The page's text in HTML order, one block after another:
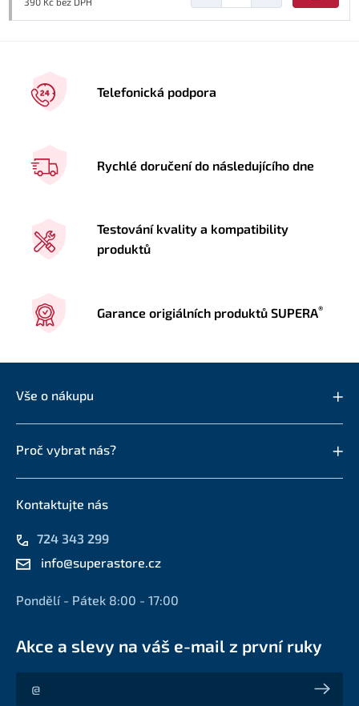
Telefonická podpora
Rychlé doručení do následujícího dne
Testování kvality a kompatibility
produktů
Garance origiálních produktů SUPERA®
Vše o nákupu
Proč vybrat nás?
Kontaktujte nás
724 343 299
info@superastore.cz
Pondělí - Pátek 8:00 - 17:00
Akce a slevy na váš e-mail z první ruky
Akce a slevy na váš e-mail z první ruky